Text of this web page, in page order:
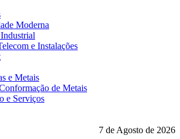
Moderna
e Instalações
e Metais
de Metais
e Serviços
7 de Agosto de 2026